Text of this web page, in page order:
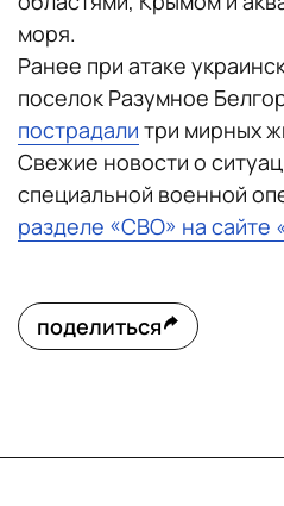
моря.
Ранее при атаке
поселок Разумное
пострадали три мирных
Свежие новости о
специальной военной
разделе «СВО» на сайте
поделиться